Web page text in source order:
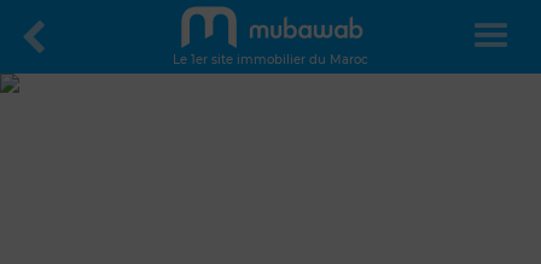
Le 1er site immobilier du Maroc